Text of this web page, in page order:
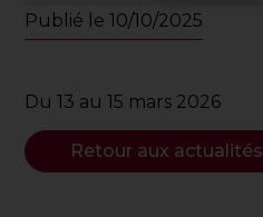
Publié le 10/10/2025
Du 13 au 15 mars 2026
Retour aux actualités